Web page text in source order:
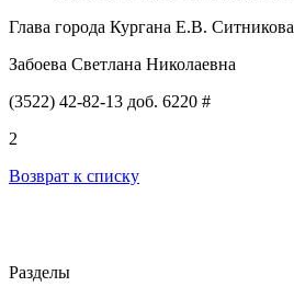
Глава города Кургана Е.В. Ситникова
Забоева Светлана Николаевна
(3522) 42-82-13 доб. 6220 #
2
Возврат к списку
Разделы